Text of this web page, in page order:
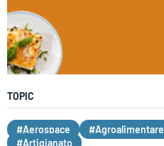
TOPIC
#Aerospace #Agroalimentare
#Artigianato